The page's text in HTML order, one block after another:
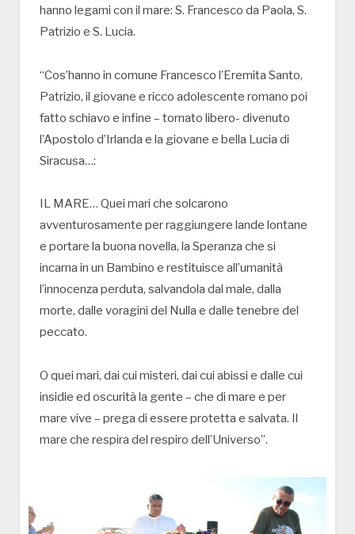
hanno legami con il mare: S. Francesco da Paola, S.
Patrizio e S. Lucia.
“Cos’hanno in comune Francesco l’Eremita Santo,
Patrizio, il giovane e ricco adolescente romano poi
fatto schiavo e infine – tornato libero- divenuto
l’Apostolo d’Irlanda e la giovane e bella Lucia di
Siracusa…:
IL MARE… Quei mari che solcarono
avventurosamente per raggiungere lande lontane
e portare la buona novella, la Speranza che si
incarna in un Bambino e restituisce all’umanità
l’innocenza perduta, salvandola dal male, dalla
morte, dalle voragini del Nulla e dalle tenebre del
peccato.
O quei mari, dai cui misteri, dai cui abissi e dalle cui
insidie ed oscurità la gente – che di mare e per
mare vive – prega di essere protetta e salvata. Il
mare che respira del respiro dell’Universo”.